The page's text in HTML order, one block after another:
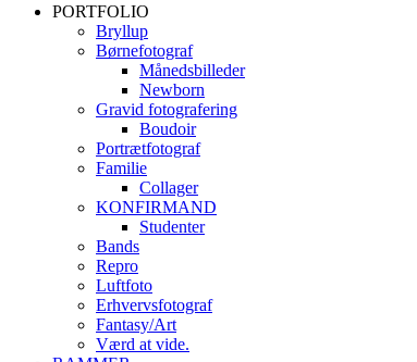
PORTFOLIO
Bryllup
Børnefotograf
Månedsbilleder
Newborn
Gravid fotografering
Boudoir
Portrætfotograf
Familie
Collager
KONFIRMAND
Studenter
Bands
Repro
Luftfoto
Erhvervsfotograf
Fantasy/Art
Værd at vide.